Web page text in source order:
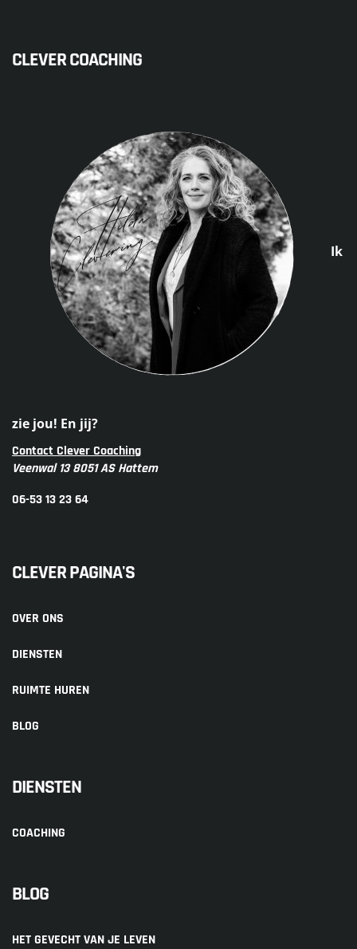
CLEVER COACHING
Ik
zie jou! En jij?
Contact Clever Coaching
Veenwal 13 8051 AS Hattem
06-53 13 23 64
CLEVER PAGINA'S
OVER ONS
DIENSTEN
RUIMTE HUREN
BLOG
DIENSTEN
COACHING
BLOG
HET GEVECHT VAN JE LEVEN